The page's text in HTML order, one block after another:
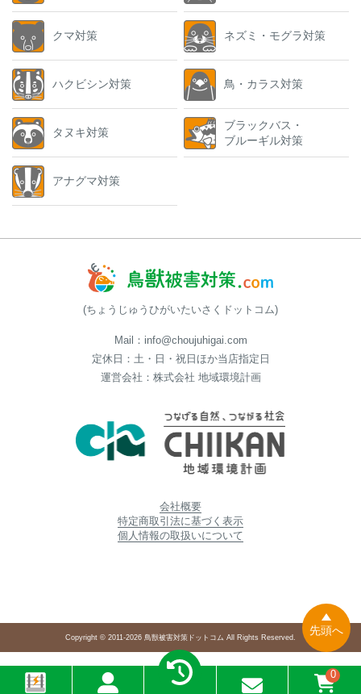
クマ対策
ハクビシン対策
タヌキ対策
アナグマ対策
ネズミ・モグラ対策
鳥・カラス対策
ブラックバス・
ブルーギル対策
(ちょうじゅうひがいたいさくドットコム)
Mail：info@choujuhigai.com
定休日：土・日・祝日ほか当店指定日
運営会社：株式会社 地域環境計画
会社概要
特定商取引法に基づく表示
個人情報の取扱いについて
Copyright © 2011-2026 鳥獣被害対策ドットコム All Rights Reserved.
0
先頭へ